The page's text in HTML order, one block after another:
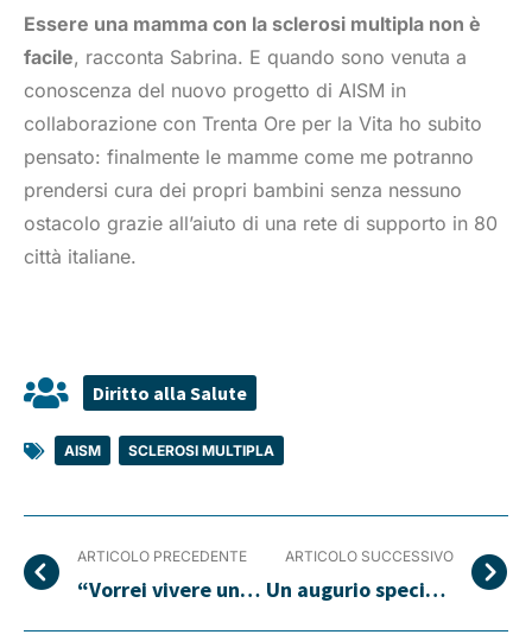
Essere una mamma con la sclerosi multipla non è
facile, racconta Sabrina. E quando sono venuta a
conoscenza del nuovo progetto di AISM in
collaborazione con Trenta Ore per la Vita ho subito
pensato: finalmente le mamme come me potranno
prendersi cura dei propri bambini senza nessuno
ostacolo grazie all’aiuto di una rete di supporto in 80
città italiane.
Diritto alla Salute
AISM SCLEROSI MULTIPLA
ARTICOLO PRECEDENTE
“Vorrei vivere una mamma senza bastone”.
ARTICOLO SUCCESSIVO
Un augurio speciale per Pasqua arriva da Professionecasa